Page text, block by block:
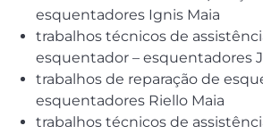
esquentadores Ignis Maia
trabalhos técnicos de
esquentador – esquentadores
trabalhos de reparação de
esquentadores Riello Maia
trabalhos técnicos de